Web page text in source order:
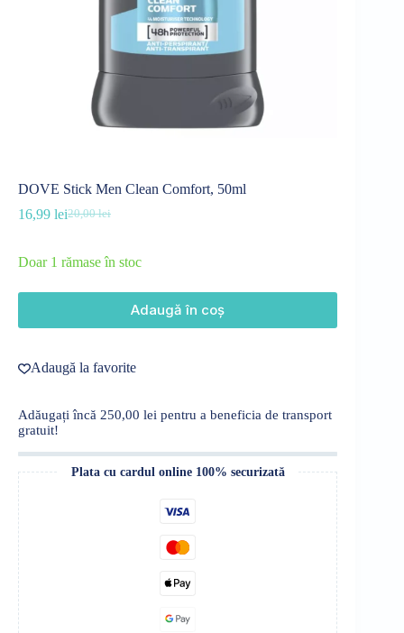
DOVE Stick Men Clean Comfort, 50ml
20,00lei
Prețul
fost:
16,99 leiPrețul
16,99 lei.
Doar 1 rămase în stoc
Adaugă în coș
Adaugă la favorite
Adăugați încă 250,00 lei pentru a beneficia de transport
gratuit!
Plata cu cardul online 100% securizată